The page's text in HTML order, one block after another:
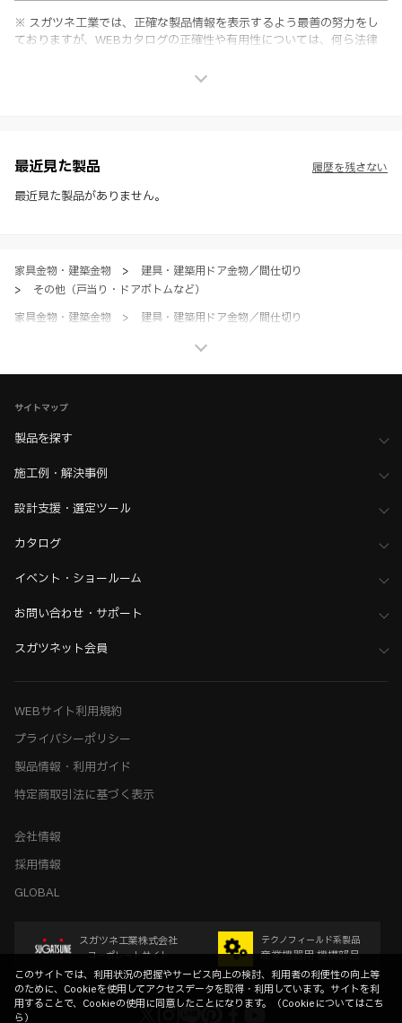
※ スガツネ工業では、正確な製品情報を表示するよう最善の努力をし
ておりますが、WEBカタログの正確性や有用性については、何ら法律
社製品の使用ご検討、又は販売促進目的の利用に限ります。
※ 本WEBサイト製品情報のご利用にあたっては、WEBサイト利用規
約、プライバシーポリシー、製品情報ガイドをご確認いただき、内容の
最近見た製品
最近見た製品がありません。
履歴を残さない
家具金物・建築金物 >
建具・建築用ドア金物／間仕切り
>
その他（戸当り・ドアボトムなど）
家具金物・建築金物
>
建具・建築用ドア金物／間仕切り
サイトマップ
製品を探す
施工例・解決事例
設計支援・選定ツール
カタログ
イベント・ショールーム
お問い合わせ・サポート
スガツネット会員
WEBサイト利用規約
プライバシーポリシー
製品情報・利用ガイド
特定商取引法に基づく表示
会社情報
採用情報
GLOBAL
スガツネ工業株式会社
コーポレートサイト
テクノフィールド系製品
産業機器用 機構部品
このサイトでは、利用状況の把握やサービス向上の検討、利用者の利便性の向上等
のために、Cookieを使用してアクセスデータを取得・利用しています。サイトを利
用することで、Cookieの使用に同意したことになります。（Cookieについてはこち
ら）